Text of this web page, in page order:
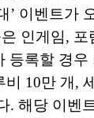
’ 이벤트가
인게임, 포
등록할 경우
비 10만 개,
. 해당 이벤